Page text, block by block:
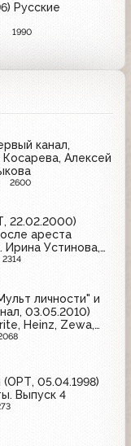
Русские
1990
канал,
Алексей
2600
22.02.2000)
ареста
Ирина Устинова,
2314
личности" и
03.05.2010)
Heinz, Zewa,
Abe, Чудо,
05.04.1998)
Выпуск 4